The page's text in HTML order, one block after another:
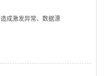
成激发异常、数据漂